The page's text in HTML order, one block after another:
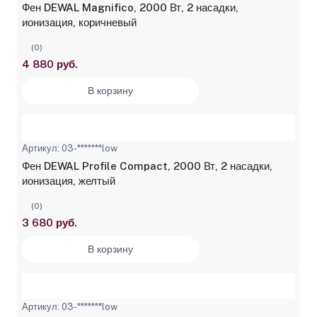
Фен DEWAL Magnifico, 2000 Вт, 2 насадки,
ионизация, коричневый
(0)
4 880 руб.
В корзину
Артикул: 03-*******low
Фен DEWAL Profile Compact, 2000 Вт, 2 насадки,
ионизация, желтый
(0)
3 680 руб.
В корзину
Артикул: 03-*******low